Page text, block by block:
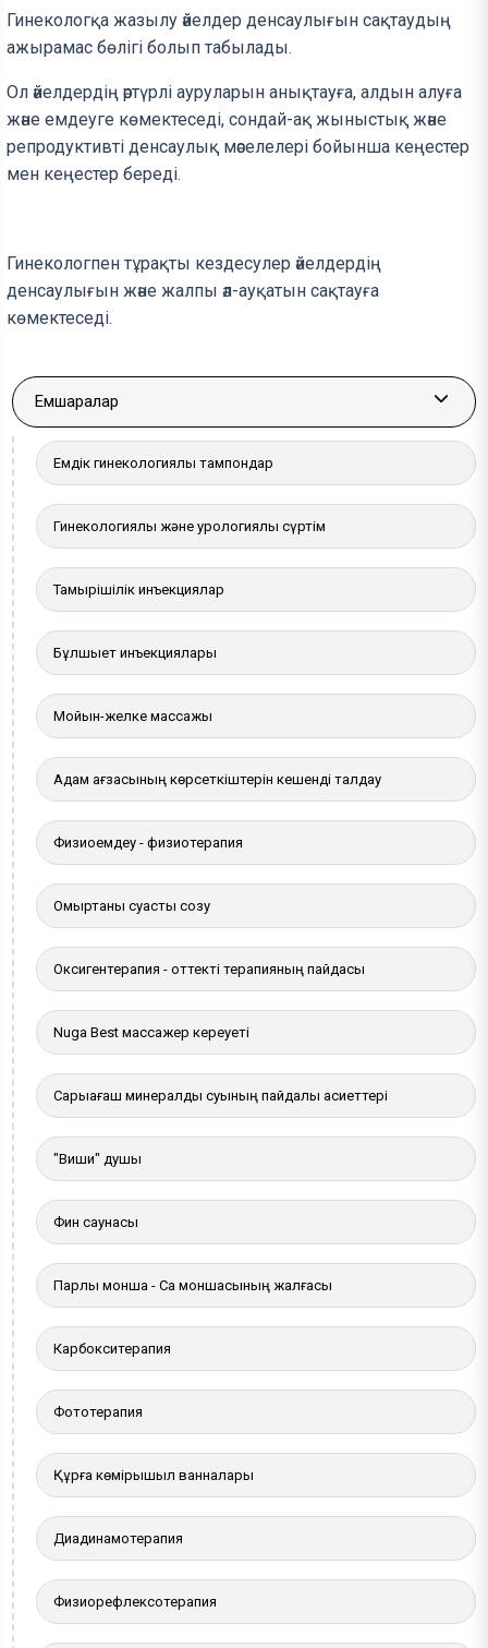
Гинекологқа жазылу әйелдер денсаулығын сақтаудың
ажырамас бөлігі болып табылады.
Ол әйелдердің әртүрлі ауруларын анықтауға, алдын алуға
және емдеуге көмектеседі, сондай-ақ жыныстық және
репродуктивті денсаулық мәселелері бойынша кеңестер
мен кеңестер береді.
Гинекологпен тұрақты кездесулер әйелдердің
денсаулығын және жалпы әл-ауқатын сақтауға
көмектеседі.
Емшаралар More
Емдік гинекологиялық тампондар
Гинекологиялық және урологиялық сүртім
Тамырішілік инъекциялар
Бұлшықет инъекциялары
Мойын-желке массажы
Адам ағзасының көрсеткіштерін кешенді талдау
Физиоемдеу - физиотерапия
Омыртқаны суасты созу
Оксигентерапия - оттекті терапияның пайдасы
Nuga Best массажер кереуеті
Сарыағаш минералды суының пайдалы қасиеттері
"Виши" душы
Фин саунасы
Парлы монша - Сақ моншасының жалғасы
Карбокситерапия
Фототерапия
Құрғақ көмірқышқыл ванналары
Диадинамотерапия
Физиорефлексотерапия